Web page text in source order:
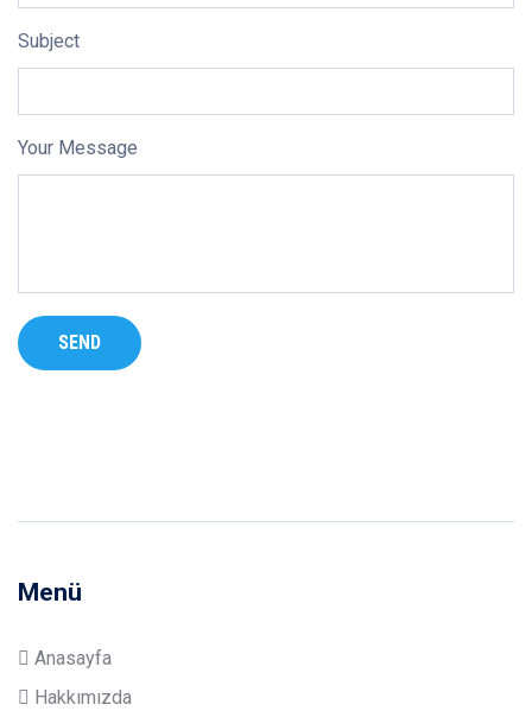
Subject
Your Message
Menü
Anasayfa
Hakkımızda